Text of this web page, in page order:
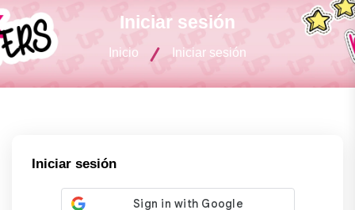
Iniciar sesión
Inicio Iniciar sesión
Iniciar sesión